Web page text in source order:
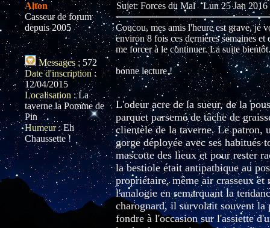
Alton
Casseur de forum
depuis 2005
Messages : 572
Date d'inscription:
12/04/2015
Localisation :La
taverne la Pomme de
Pin
Humeur:Eh
Chaussette !
Sujet: Forces du MalLun 25 Jan 2016
Coucou, mes amis l'heure est grave, je
environ 8 fois ces dernières semaines
me forcer à le continuer. La suite
bonne lecture !
L'odeur acre de la sueur, de la
parquet parsemé de tâche de
clientèle de la taverne. Le patron,
gorge déployée avec ses habitués
mascotte des lieux et pour rester
la bestiole était antipathique au
propriétaire, même air crasseux
l'analogie en remarquant la
charognard, il survolait souvent la
fondre à l'occasion sur l'assiette